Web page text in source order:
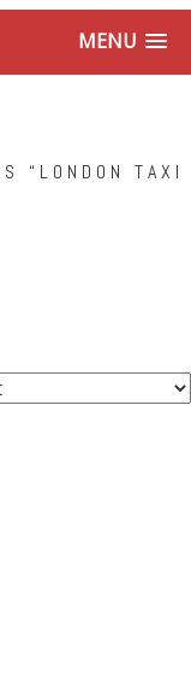
MENU
“LONDON TAXI